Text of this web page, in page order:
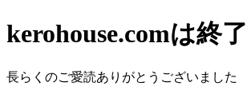
kerohouse.comは終
長らくのご愛読ありがとうございました